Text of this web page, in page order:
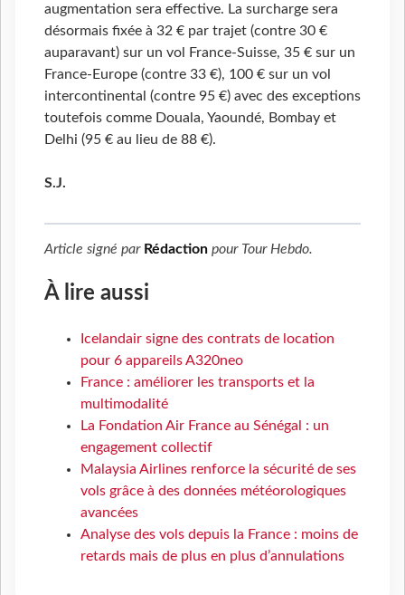
augmentation sera effective. La surcharge sera
désormais fixée à 32 € par trajet (contre 30 €
auparavant) sur un vol France-Suisse, 35 € sur un
France-Europe (contre 33 €), 100 € sur un vol
intercontinental (contre 95 €) avec des exceptions
toutefois comme Douala, Yaoundé, Bombay et
Delhi (95 € au lieu de 88 €).
S.J.
Article signé par Rédaction pour Tour Hebdo.
À lire aussi
Icelandair signe des contrats de location
pour 6 appareils A320neo
France : améliorer les transports et la
multimodalité
La Fondation Air France au Sénégal : un
engagement collectif
Malaysia Airlines renforce la sécurité de ses
vols grâce à des données météorologiques
avancées
Analyse des vols depuis la France : moins de
retards mais de plus en plus d’annulations